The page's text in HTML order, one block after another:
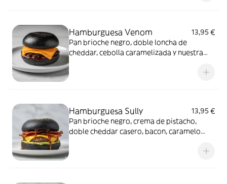
Hamburguesa Venom
13,95 €
Pan brioche negro, doble loncha de
cheddar, cebolla caramelizada y nuestra
Hamburguesa Sully
13,95 €
Pan brioche negro, crema de pistacho,
doble cheddar casero, bacon, caramelo